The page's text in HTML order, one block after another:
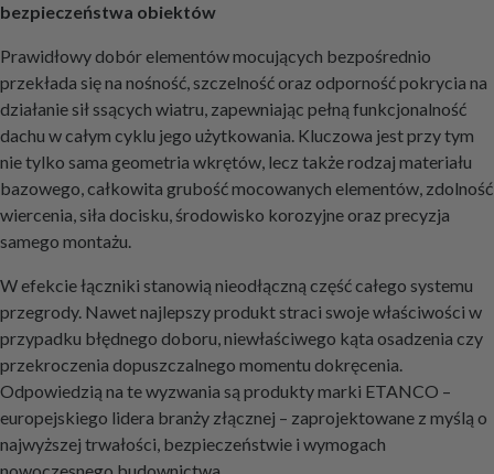
bezpieczeństwa obiektów
Prawidłowy dobór elementów mocujących bezpośrednio
przekłada się na nośność, szczelność oraz odporność pokrycia na
działanie sił ssących wiatru, zapewniając pełną funkcjonalność
dachu w całym cyklu jego użytkowania. Kluczowa jest przy tym
nie tylko sama geometria wkrętów, lecz także rodzaj materiału
bazowego, całkowita grubość mocowanych elementów, zdolność
wiercenia, siła docisku, środowisko korozyjne oraz precyzja
samego montażu.
W efekcie łączniki stanowią nieodłączną część całego systemu
przegrody. Nawet najlepszy produkt straci swoje właściwości w
przypadku błędnego doboru, niewłaściwego kąta osadzenia czy
przekroczenia dopuszczalnego momentu dokręcenia.
Odpowiedzią na te wyzwania są produkty marki ETANCO –
europejskiego lidera branży złącznej – zaprojektowane z myślą o
najwyższej trwałości, bezpieczeństwie i wymogach